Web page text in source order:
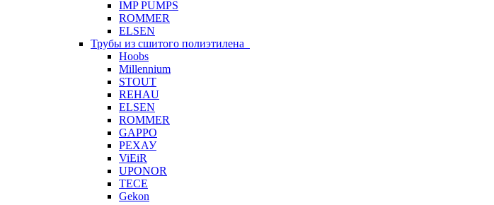
IMP PUMPS
ROMMER
ELSEN
Трубы из сшитого полиэтилена
Hoobs
Millennium
STOUT
REHAU
ELSEN
ROMMER
GAPPO
РЕХАУ
ViEiR
UPONOR
TECE
Gekon